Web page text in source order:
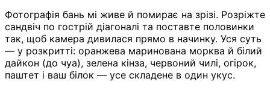
Фотографія бань мі живе й помирає на зрізі. Розріжте
сандвіч по гострій діагоналі та поставте половинки
так, щоб камера дивилася прямо в начинку. Уся суть
— у розкритті: оранжева маринована морква й білий
дайкон (до чуа), зелена кінза, червоний чилі, огірок,
паштет і ваш білок — усе складене в один укус.